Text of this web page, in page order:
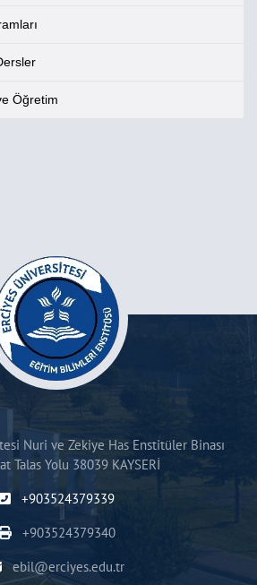
Öğretim
Nuri ve Zekiye Has Enstitüler Binası
Talas Yolu 38039 KAYSERİ
+903524379339
+903524379340
ebil@erciyes.edu.tr